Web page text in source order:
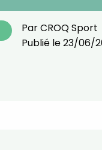
ParCROQ Sport
Publié le23/06/